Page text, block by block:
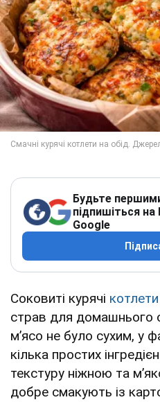
Будьте
підпишіться
Google
Соковиті курячі котлети
страв для домашнього
м’ясо не було сухим, у
кілька простих
текстуру ніжною та
добре смакують із